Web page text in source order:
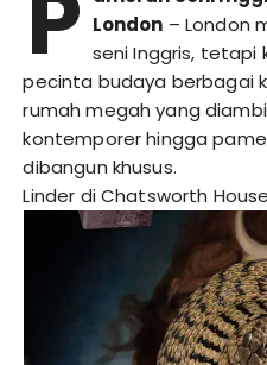
London – London
seni Inggris, tetapi
pecinta budaya berbagai
rumah megah yang
kontemporer hingga
dibangun khusus.
Linder di Chatsworth